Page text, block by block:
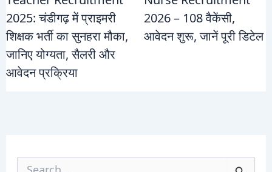
2025: चंडीगढ़ में प्राइमरी
शिक्षक भर्ती का सुनहरा मौका,
जानिए योग्यता, सैलरी और
आवेदन प्रक्रिया
2026 – 108 वैकेंसी,
आवेदन शुरू, जानें पूरी डिटेल